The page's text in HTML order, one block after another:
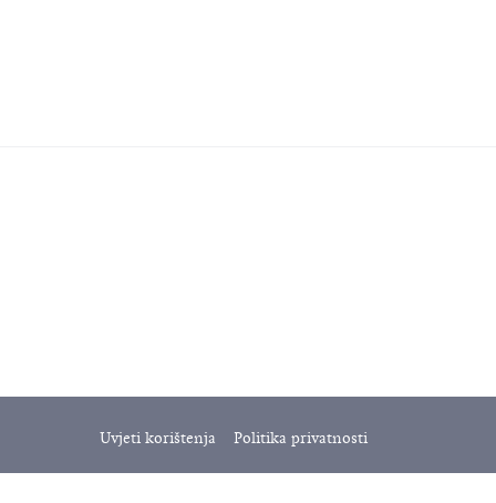
Uvjeti korištenja Politika privatnosti